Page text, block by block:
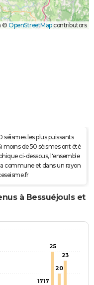
© OpenStreetMapcontributors
séismes les plus puissants
moins de 50 séismes ont été
ci-dessous, l'ensemble
commune et dans un rayon
à Bessuéjouls et
1717
25
20
23